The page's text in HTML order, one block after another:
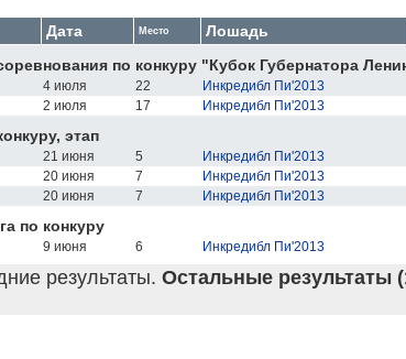
Дата Место Лошадь
по конкуру "Кубок Губернатора
4 июля 22 Инкредибл Пи'2013
2 июля 17 Инкредибл Пи'2013
этап
21 июня 5 Инкредибл Пи'2013
20 июня 7 Инкредибл Пи'2013
20 июня 7 Инкредибл Пи'2013
по конкуру
9 июня 6 Инкредибл Пи'2013
результаты. Остальные результаты